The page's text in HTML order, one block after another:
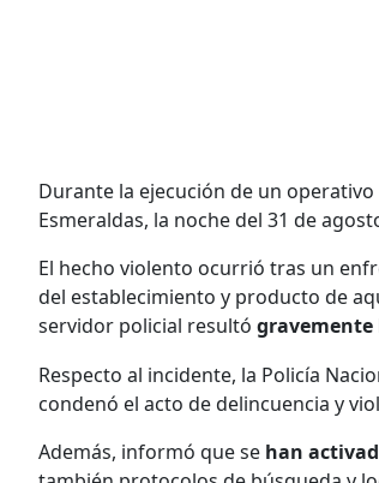
Durante la ejecución de un
Esmeraldas, la noche del 31 de
El hecho violento ocurrió tras un
del establecimiento y producto de
servidor policial resultó gravemente
Respecto al incidente, la Policía
condenó el acto de delincuencia y
Además, informó que se han